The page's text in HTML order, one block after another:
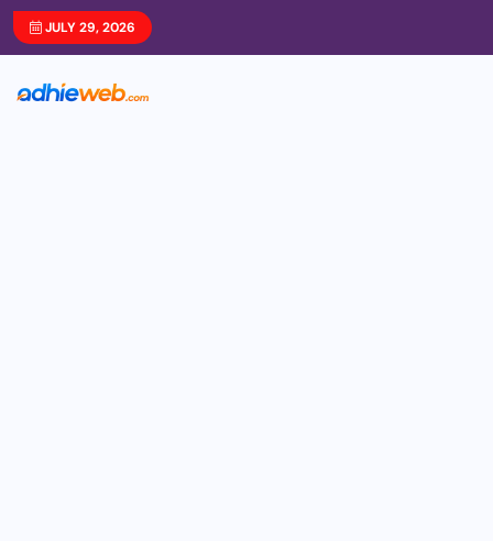
JULY 29, 2026